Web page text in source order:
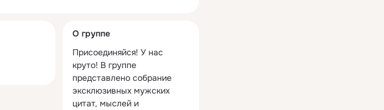
колонка
О группе
Присоединяйся! У нас
круто! В группе
представлено собрание
эксклюзивных мужских
цитат, мыслей и